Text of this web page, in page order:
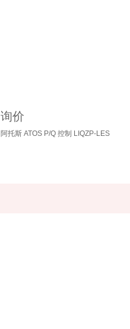
询价
阿托斯 ATOS P/Q 控制 LIQZP-LES